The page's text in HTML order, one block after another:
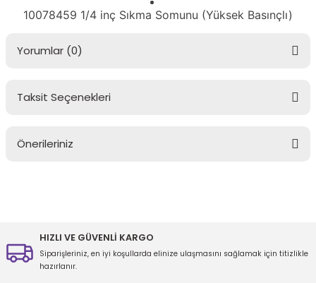
10078459 1/4 inç Sıkma Somunu (Yüksek Basınçlı)
Yorumlar (0)
Taksit Seçenekleri
Önerileriniz
Ürün resmi kalitesiz, bozuk veya görüntülenemiyor.
HIZLI VE GÜVENLİ KARGO
Siparişleriniz, en iyi koşullarda elinize ulaşmasını sağlamak için titizlikle
hazırlanır.